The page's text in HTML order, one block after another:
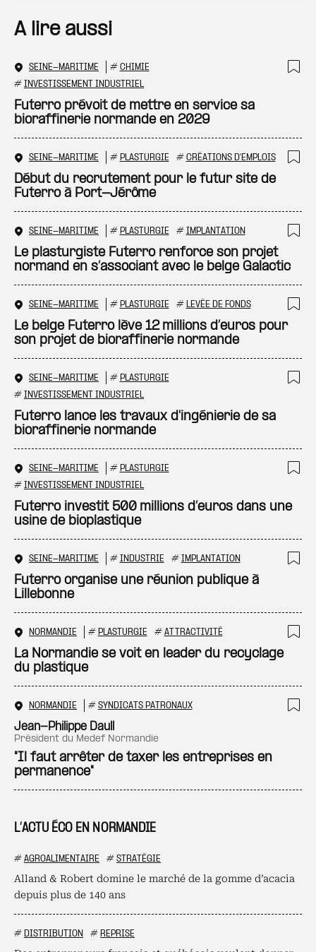
L’ACTU ÉCO EN NORMANDIE
# AGROALIMENTAIRE # STRATÉGIE
Alland & Robert domine le marché de la gomme d’acacia
depuis plus de 140 ans
# DISTRIBUTION # REPRISE
A lire aussi
SEINE-MARITIME # CHIMIE
# INVESTISSEMENT INDUSTRIEL
Futerro prévoit de mettre en service sa
bioraffinerie normande en 2029
SEINE-MARITIME # PLASTURGIE # CRÉATIONS D'EMPLOIS
Début du recrutement pour le futur site de
Futerro à Port-Jérôme
SEINE-MARITIME # PLASTURGIE # IMPLANTATION
Le plasturgiste Futerro renforce son projet
normand en s’associant avec le belge Galactic
SEINE-MARITIME # PLASTURGIE # LEVÉE DE FONDS
Le belge Futerro lève 12 millions d’euros pour
son projet de bioraffinerie normande
SEINE-MARITIME # PLASTURGIE
# INVESTISSEMENT INDUSTRIEL
Futerro lance les travaux d'ingénierie de sa
bioraffinerie normande
SEINE-MARITIME # PLASTURGIE
# INVESTISSEMENT INDUSTRIEL
Futerro investit 500 millions d’euros dans une
usine de bioplastique
SEINE-MARITIME # INDUSTRIE # IMPLANTATION
Futerro organise une réunion publique à
Lillebonne
NORMANDIE # PLASTURGIE # ATTRACTIVITÉ
La Normandie se voit en leader du recyclage
du plastique
NORMANDIE # SYNDICATS PATRONAUX
Jean-Philippe Daull
président du Medef Normandie
"Il faut arrêter de taxer les entreprises en
permanence"